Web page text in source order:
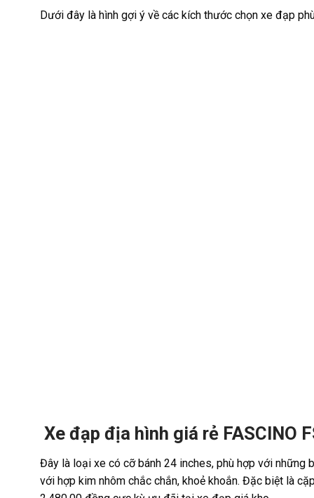
Dưới đây là hình gợi ý về các kích thước chọn xe đạp
Xe đạp địa hình giá rẻ FASCINO
Đây là loại xe có cỡ bánh 24 inches, phù hợp với những
với hợp kim nhôm chắc chắn, khoẻ khoắn. Đặc biệt là